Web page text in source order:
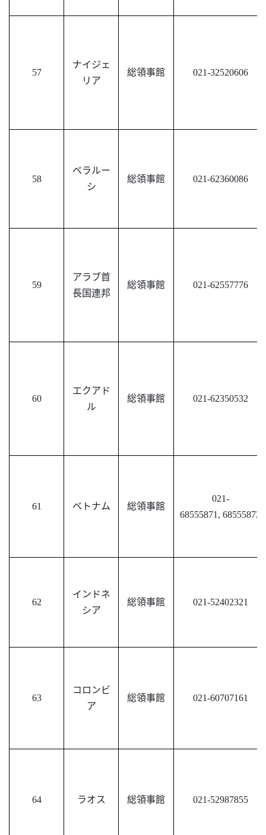
57
ナイジェ
リア
総領事館 021-32520606
58
ベラルー
シ
総領事館 021-62360086
59
アラブ首
長国連邦
総領事館 021-62557776
60
エクアド
ル
総領事館 021-62350532
61 ベトナム 総領事館
021-
68555871, 68555872
62
インドネ
シア
総領事館 021-52402321
63
コロンビ
ア
総領事館 021-60707161
64 ラオス 総領事館 021-52987855